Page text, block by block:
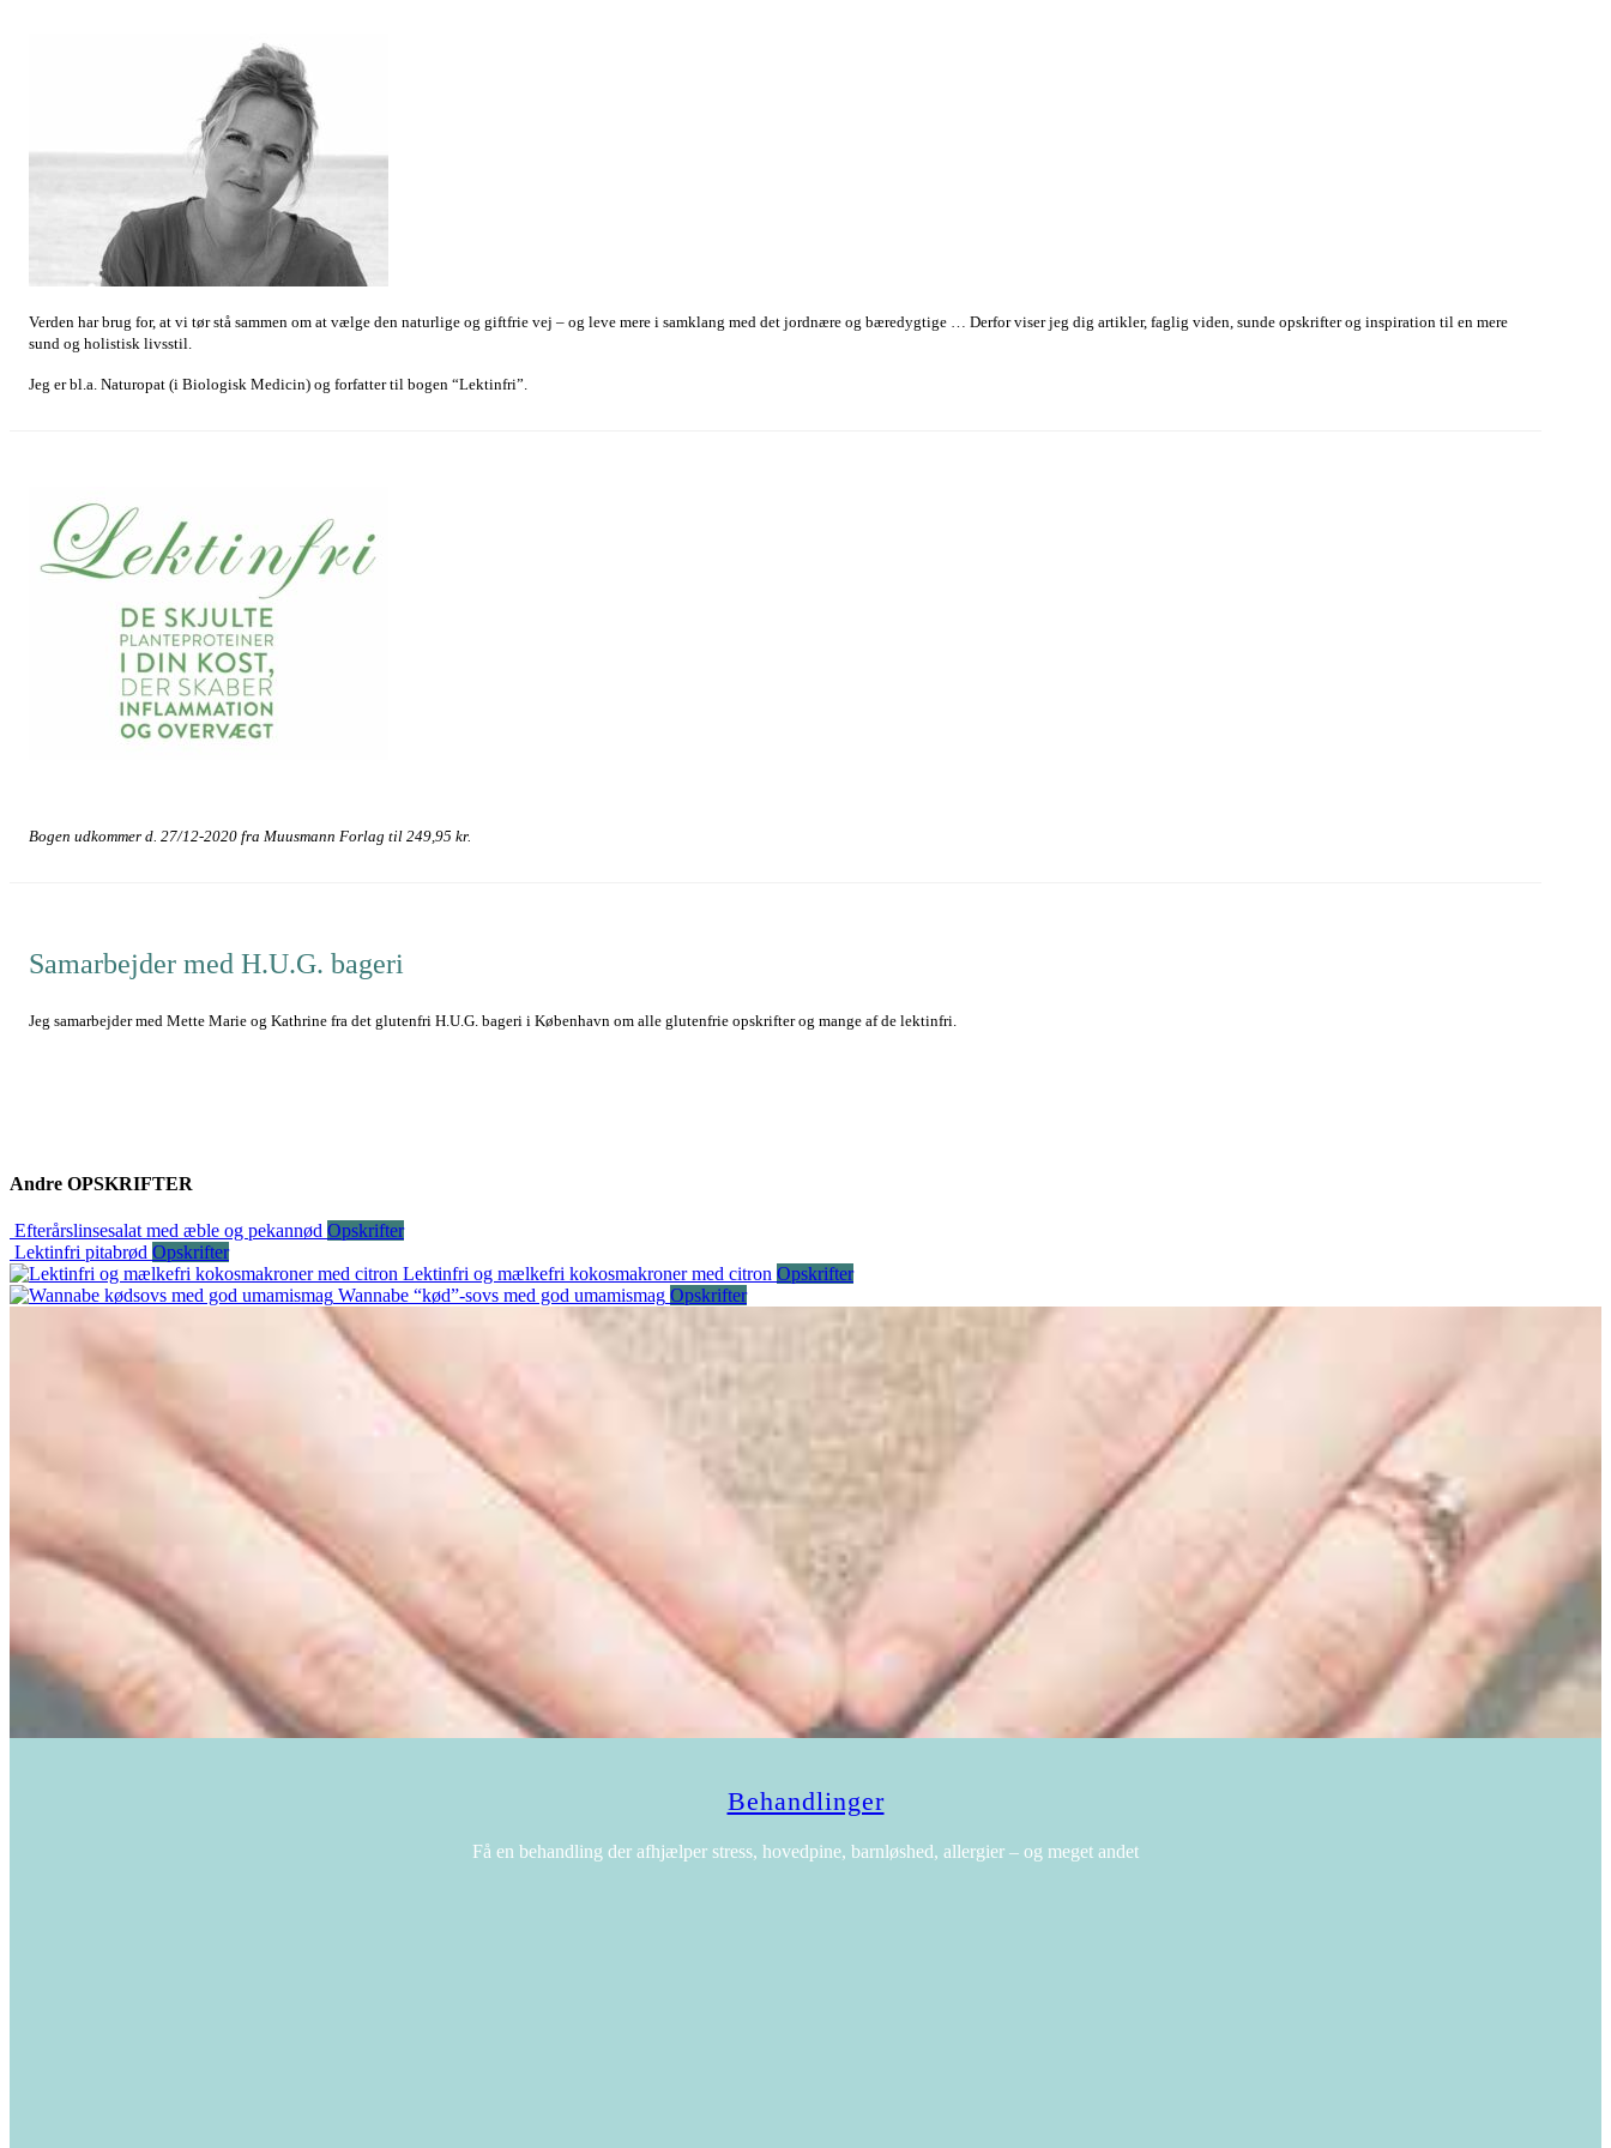
Verden har brug for, at vi tør stå sammen om at vælge den naturlige og giftfrie vej – og leve mere i samklang med det jordnære og bæredygtige … Derfor viser jeg dig artikler, faglig viden, sunde opskrifter og inspiration til en mere
sund og holistisk livsstil.
Jeg er bl.a. Naturopat (i Biologisk Medicin) og forfatter til bogen “Lektinfri”.
Bogen udkommer d. 27/12-2020 fra Muusmann Forlag til 249,95 kr.
Samarbejder med H.U.G. bageri
Jeg samarbejder med Mette Marie og Kathrine fra det glutenfri H.U.G. bageri i København om alle glutenfrie opskrifter og mange af de lektinfri.
Andre OPSKRIFTER
Efterårslinsesalat med æble og pekannød Opskrifter
Lektinfri pitabrød Opskrifter
Lektinfri og mælkefri kokosmakroner med citron Opskrifter
Wannabe “kød”-sovs med god umamismag Opskrifter
Behandlinger
Få en behandling der afhjælper stress, hovedpine, barnløshed, allergier – og meget andet